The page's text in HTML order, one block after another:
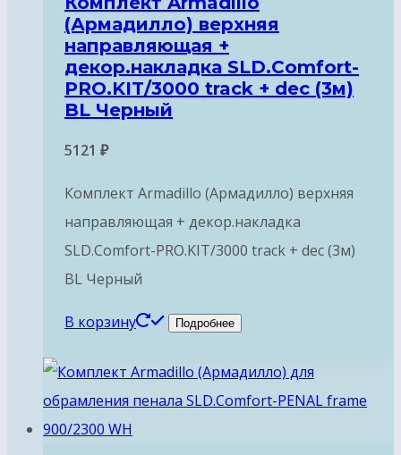
(Армадилло) верхняя
направляющая +
декор.накладка SLD.Comfort-
PRO.KIT/3000 track + dec (3м)
BL Черный
5121 ₽
Комплект Armadillo (Армадилло) верхняя
направляющая + декор.накладка
SLD.Comfort-PRO.KIT/3000 track + dec (3м)
BL Черный
В корзину Подробнее